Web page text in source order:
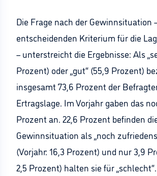
Die Frage nach der Gewinnsituation
entscheidenden Kriterium für die
– unterstreicht die Ergebnisse: Als
Prozent) oder „gut“ (55,9 Prozent)
insgesamt 73,6 Prozent der
Ertragslage. Im Vorjahr gaben das
Prozent an. 22,6 Prozent befinden
Gewinnsituation als „noch
(Vorjahr: 16,3 Prozent) und nur 3,9
2,5 Prozent) halten sie für „schlecht“.